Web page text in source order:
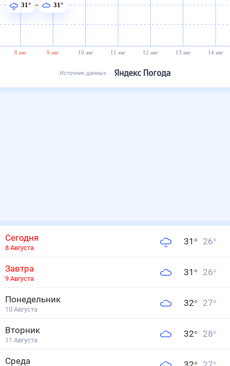
8 авг 9 авг 10 авг 11 авг 12 авг 13 авг 14 авг
31° 31°
Источник данных
Сегодня
8 Августа
31 ° 26°
Завтра
9 Августа
31 ° 26°
Понедельник
10 Августа
32° 27°
Вторник
11 Августа
32° 28°
Среда